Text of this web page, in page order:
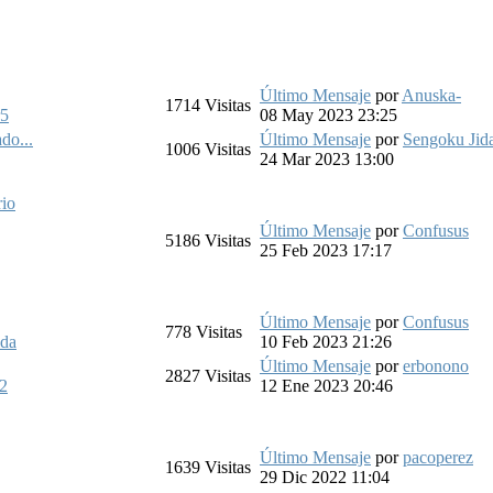
1714 Visitas
Último Mensaje porAnuska-
08 May 2023 23:25
1006 Visitas
Último Mensaje por Sengoku
24 Mar 2023 13:00
5186 Visitas
Último Mensaje porConfusus
25 Feb 2023 17:17
778 Visitas
Último Mensaje porConfusus
10 Feb 2023 21:26
2827 Visitas
Último Mensaje porerbonono
12 Ene 2023 20:46
1639 Visitas
Último Mensaje porpacoperez
29 Dic 2022 11:04